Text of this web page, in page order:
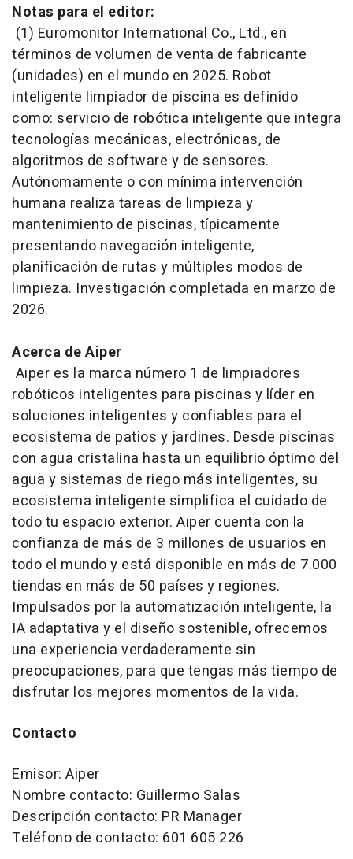
Notas para el editor:
(1) Euromonitor International Co., Ltd., en
términos de volumen de venta de fabricante
(unidades) en el mundo en 2025. Robot
inteligente limpiador de piscina es definido
como: servicio de robótica inteligente que integra
tecnologías mecánicas, electrónicas, de
algoritmos de software y de sensores.
Autónomamente o con mínima intervención
humana realiza tareas de limpieza y
mantenimiento de piscinas, típicamente
presentando navegación inteligente,
planificación de rutas y múltiples modos de
limpieza. Investigación completada en marzo de
2026.
Acerca de Aiper
Aiper es la marca número 1 de limpiadores
robóticos inteligentes para piscinas y líder en
soluciones inteligentes y confiables para el
ecosistema de patios y jardines. Desde piscinas
con agua cristalina hasta un equilibrio óptimo del
agua y sistemas de riego más inteligentes, su
ecosistema inteligente simplifica el cuidado de
todo tu espacio exterior. Aiper cuenta con la
confianza de más de 3 millones de usuarios en
todo el mundo y está disponible en más de 7.000
tiendas en más de 50 países y regiones.
Impulsados por la automatización inteligente, la
IA adaptativa y el diseño sostenible, ofrecemos
una experiencia verdaderamente sin
preocupaciones, para que tengas más tiempo de
disfrutar los mejores momentos de la vida.
Contacto
Emisor: Aiper
Nombre contacto: Guillermo Salas
Descripción contacto: PR Manager
Teléfono de contacto: 601 605 226